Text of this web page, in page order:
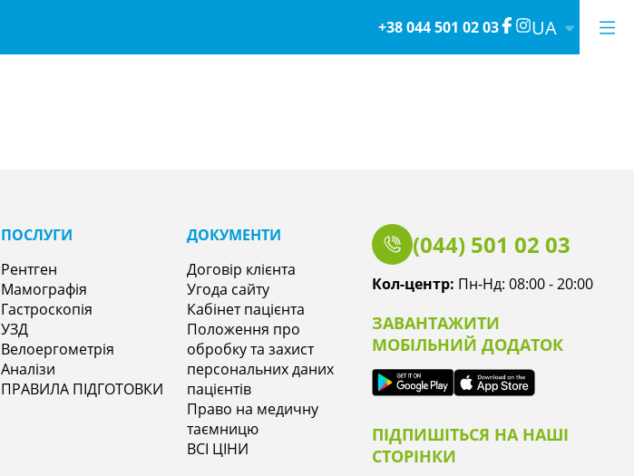
+38 044 501 02 03 UA
ПОСЛУГИ
Рентген
Мамографія
Гастроскопія
УЗД
Велоергометрія
Аналізи
ПРАВИЛА ПІДГОТОВКИ
ДОКУМЕНТИ
Договір клієнта
Угода сайту
Кабінет пацієнта
Положення про
обробку та захист
персональних даних
пацієнтів
Право на медичну
таємницю
ВСІ ЦІНИ
(044) 501 02 03
Кол-центр: Пн-Нд: 08:00 - 20:00
ЗАВАНТАЖИТИ
МОБІЛЬНИЙ ДОДАТОК
ПІДПИШІТЬСЯ НА НАШІ
СТОРІНКИ